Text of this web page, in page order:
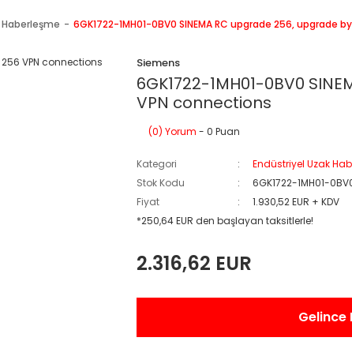
6GK1722-1MH01-0BV0 SINEMA RC upgrade 256, upgrade
Siemens
6GK1722-1MH01-0BV0
VPN connections
(0) Yorum - 0 Puan
Kategori
Endüstriyel Uzak
Stok Kodu
6GK1722-1MH01-
Fiyat
1.930,52 EUR + KDV
*250,64 EUR den başlayan taksitlerle!
2.316,62 EUR
Gelince